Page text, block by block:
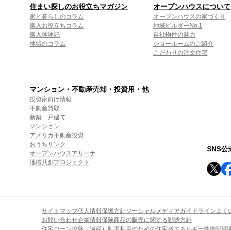
住まい探しのお役立ちマガジン
家と暮らしのコラム
購入お役立ちコラム
購入体験記
地域のコラム
オープンハウスについて
オープンハウスの家づくり
地域ビルダーNo.1
自社物件の魅力
ショールームのご紹介
こだわりの注文住宅
マンション・不動産売却・投資用・他
投資家向け情報
不動産買取
新築一戸建て
マンション
アメリカ不動産投資
おうちリンク
オープンハウスアリーナ
地域共創プロジェクト
SNS公
サイトマップ個人情報保護方針ソーシャルメディアガイドラインよく
お問い合わせ企業情報保険商品の販売に関する勧誘方針